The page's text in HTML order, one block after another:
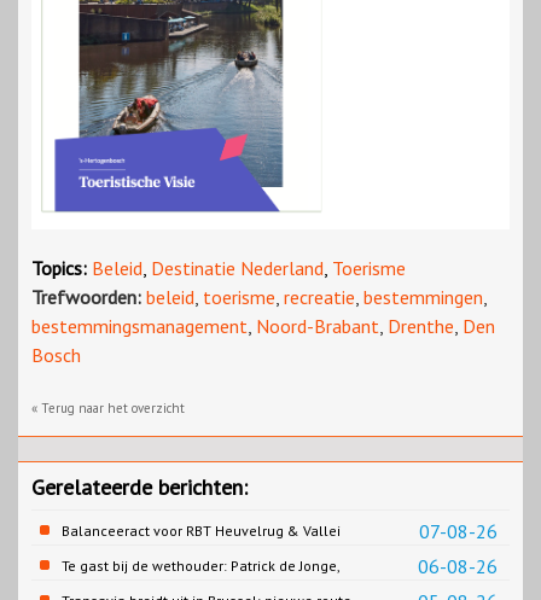
Topics: Beleid Destinatie Nederland Toerisme
Trefwoorden: beleid toerisme recreatie bestemmingen
bestemmingsmanagement Noord-Brabant Drenthe Den
Bosch
« Terug naar het overzicht
Gerelateerde berichten:
07-08-26
Balanceeract voor RBT Heuvelrug & Vallei
06-08-26
Te gast bij de wethouder: Patrick de Jonge,
Gemeente Emmen